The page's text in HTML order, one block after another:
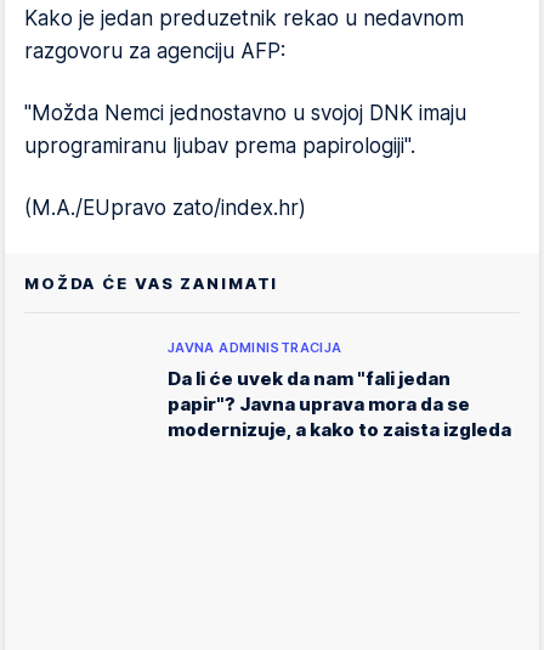
Kako je jedan preduzetnik rekao u nedavnom
razgovoru za agenciju AFP:
"Možda Nemci jednostavno u svojoj DNK imaju
uprogramiranu ljubav prema papirologiji".
(M.A./EUpravo zato/index.hr)
MOŽDA ĆE VAS ZANIMATI
JAVNA ADMINISTRACIJA
Da li će uvek da nam "fali jedan
papir"? Javna uprava mora da se
modernizuje, a kako to zaista izgleda